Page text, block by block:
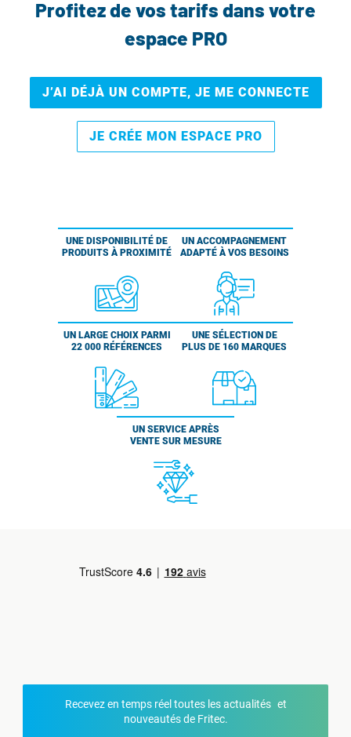
Profitez de vos tarifs dans votre
espace PRO
J’AI DÉJÀ UN COMPTE, JE ME CONNECTE
JE CRÉE MON ESPACE PRO
UNE DISPONIBILITÉ DE
PRODUITS À PROXIMITÉ
UN ACCOMPAGNEMENT
ADAPTÉ À VOS BESOINS
UN LARGE CHOIX PARMI
22 000 RÉFÉRENCES
UNE SÉLECTION DE
PLUS DE 160 MARQUES
UN SERVICE APRÈS
VENTE SUR MESURE
Recevez en temps réel toutes les actualités et
nouveautés de Fritec.